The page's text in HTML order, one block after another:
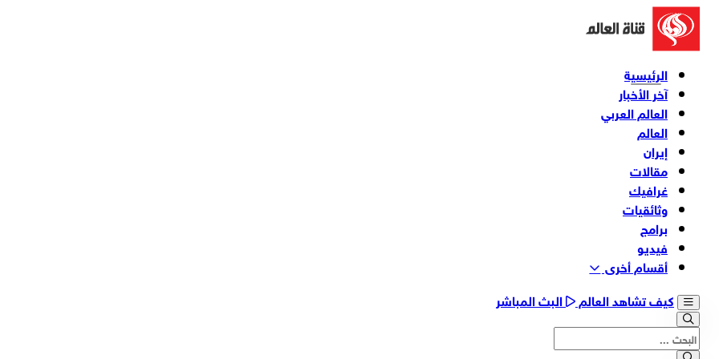
الرئيسية
آخر الأخبار
العالم العربي
العالم
إيران
مقالات
غرافيك
وثائقیات
برامج
فیدیو
أقسام أخری
كيف تشاهد العالم
البث المباشر